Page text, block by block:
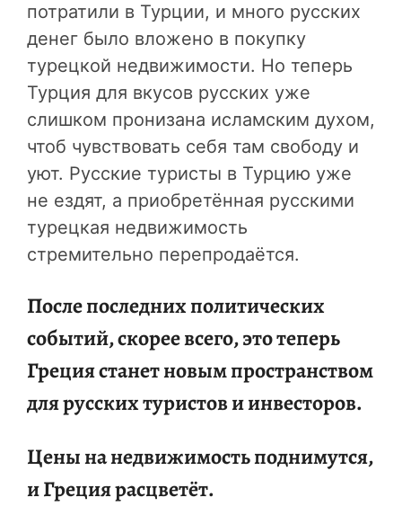
потратили в Турции, и много русских
денег было вложено в покупку
турецкой недвижимости. Но теперь
Турция для вкусов русских уже
слишком пронизана исламским духом,
чтоб чувствовать себя там свободу и
уют. Русские туристы в Турцию уже
не ездят, а приобретённая русскими
турецкая недвижимость
стремительно перепродаётся.
После последних политических
событий, скорее всего, это теперь
Греция станет новым пространством
для русских туристов и инвесторов.
Цены на недвижимость поднимутся,
и Греция расцветёт.